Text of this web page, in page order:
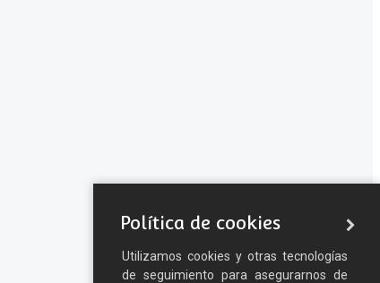
Política de cookies
Utilizamos cookies y otras tecnologías
de seguimiento para asegurarnos de